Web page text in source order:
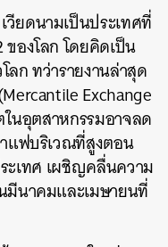
ยดนามเป็นประเทศที่
องโลก โดยคิดเป็น
ลก ทว่ารายงานล่าสุด
Exchange
นอุตสาหกรรมอาจลด
แฟบริเวณที่สูงตอน
ะเทศ เผชิญคลื่นความ
มีนาคมและเมษายนที่